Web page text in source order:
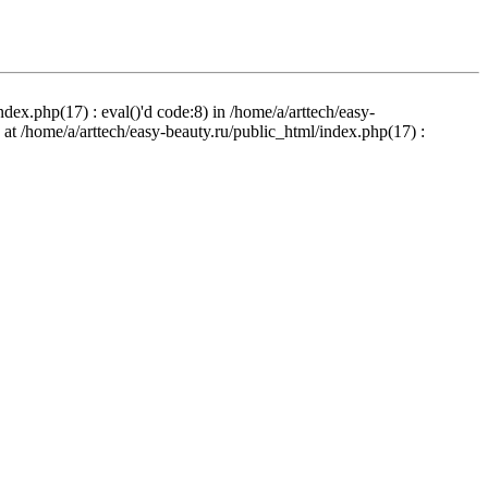
: eval()'d code:8) in /home/a/arttech/easy-
/home/a/arttech/easy-beauty.ru/public_html/index.php(17) :